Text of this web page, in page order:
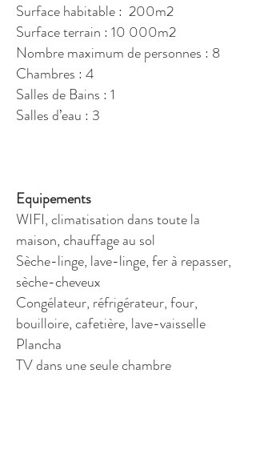
Surface habitable : 200m2
Surface terrain : 10 000m2
Nombre maximum de personnes : 8
Chambres : 4
Salles de Bains : 1
Salles d’eau : 3
Equipements
WIFI, climatisation dans toute la
maison, chauffage au sol
Sèche-linge, lave-linge, fer à repasser,
sèche-cheveux
Congélateur, réfrigérateur, four,
bouilloire, cafetière, lave-vaisselle
Plancha
TV dans une seule chambre